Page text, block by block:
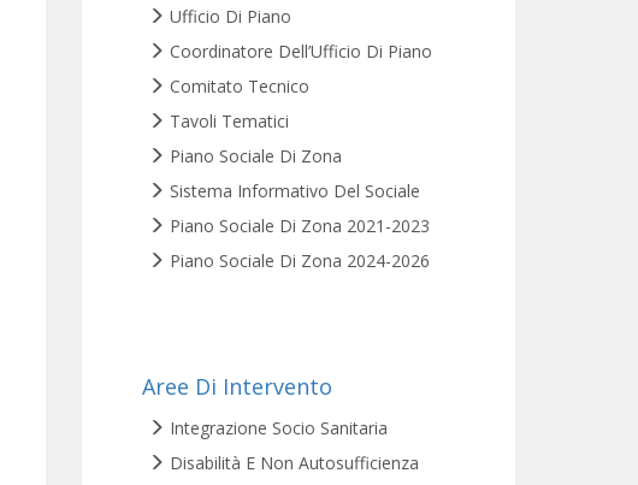
Ufficio Di Piano
Coordinatore Dell’Ufficio Di Piano
Comitato Tecnico
Tavoli Tematici
Piano Sociale Di Zona
Sistema Informativo Del Sociale
Piano Sociale Di Zona 2021-2023
Piano Sociale Di Zona 2024-2026
Aree Di Intervento
Integrazione Socio Sanitaria
Disabilità E Non Autosufficienza